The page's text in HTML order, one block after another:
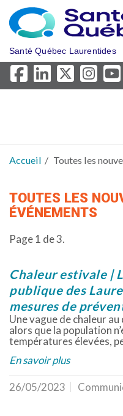
Aller au menu principal
Santé Québec Laurentides
Accueil Toutes les
TOUTES LES
ÉVÉNEMENTS
Page 1 de 3.
Chaleur estivale |
publique des
mesures de
Une vague de chaleur
alors que la population
températures élevées,
En savoir plus
26/05/2023